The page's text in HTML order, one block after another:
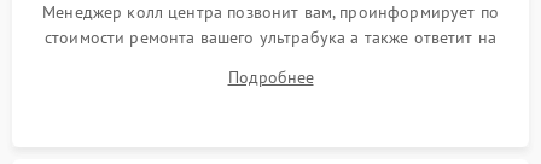
Менеджер колл центра позвонит вам, проинформирует по
стоимости ремонта вашего ультрабука а также ответит на
Подробнее